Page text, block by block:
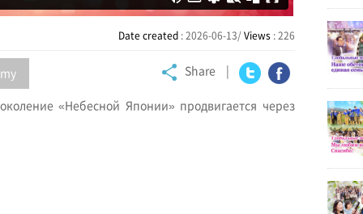
Date created : 2026-06-13/Views : 226
my
Share
«Небесной Японии» продвигается через